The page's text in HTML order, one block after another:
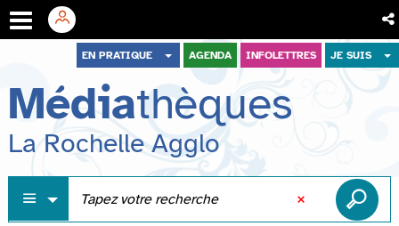
menu
contenu
recherche
EN PRATIQUE AGENDA INFOLETTRES JE SUIS
Médiathèques
La Rochelle Agglo